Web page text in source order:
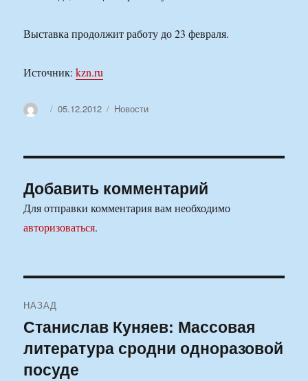
Выставка продолжит работу до 23 февраля.
Источник:kzn.ru
АвторОпубликовано
05.12.2012 Рубрики
Новости
Добавить комментарий
Для отправки комментария вам необходимо
авторизоваться.
по
записям
НАЗАД
Предыдущая
запись:
Станислав Куняев: Массовая
литература сродни одноразовой
посуде